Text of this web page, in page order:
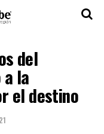
del
la
el destino